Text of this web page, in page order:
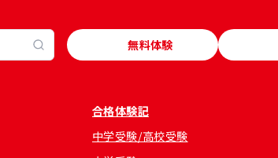
無料体験
合格体験記
中学受験/高校受験